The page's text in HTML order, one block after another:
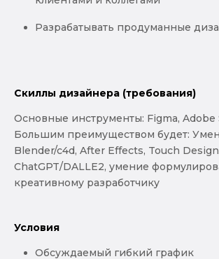
Разрабатывать продуманные
Скиллы дизайнера (требования)
Основные инструменты: Figma, Adobe
Большим преимуществом будет:
Blender/c4d, After Effects, Touch
ChatGPT/DALLE2, умение
креативному разработчику
Условия
Обсуждаемый гибкий график